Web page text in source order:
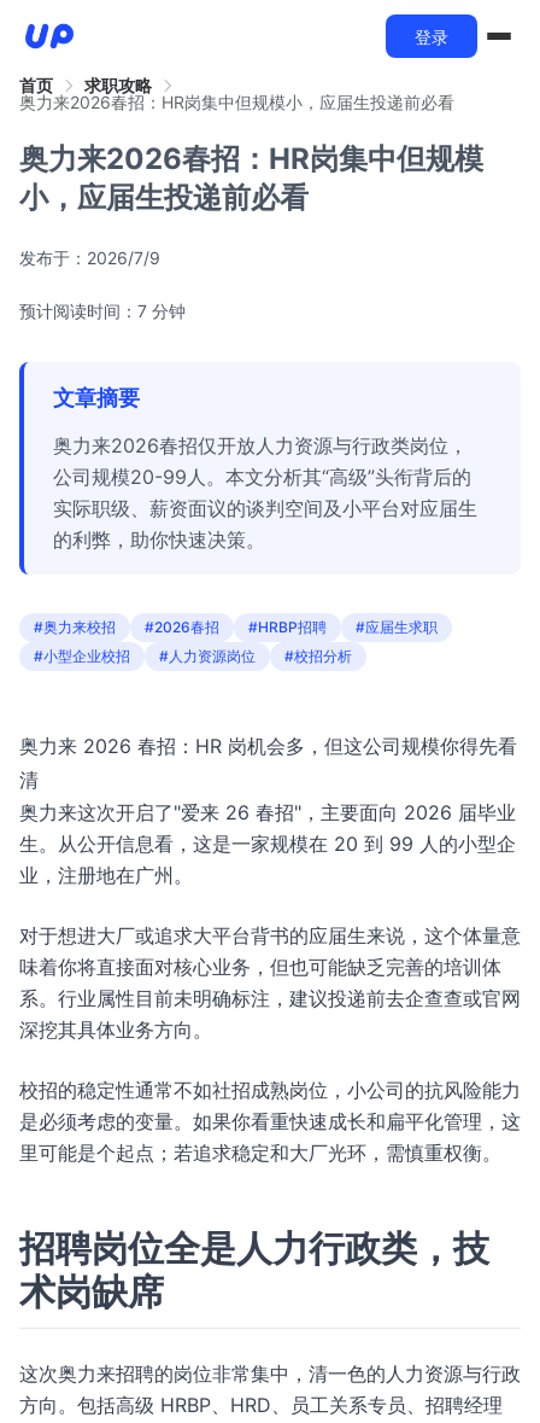
登录
首页
求职攻略
奥力来2026春招：HR岗集中但规模小，应届生投递前必看
奥力来2026春招：HR岗集中但规模
小，应届生投递前必看
发布于： 2026/7/9
预计阅读时间：7 分钟
文章摘要
奥力来2026春招仅开放人力资源与行政类岗位，
公司规模20-99人。本文分析其“高级”头衔背后的
实际职级、薪资面议的谈判空间及小平台对应届生
的利弊，助你快速决策。
#奥力来校招 #2026春招 #HRBP招聘
#应届生求职
#小型企业校招
#人力资源岗位 #校招分析
奥力来 2026 春招：HR 岗机会多，但这公司规模你得先看
清
奥力来这次开启了"爱来 26 春招"，主要面向 2026 届毕业
生。从公开信息看，这是一家规模在 20 到 99 人的小型企
业，注册地在广州。
对于想进大厂或追求大平台背书的应届生来说，这个体量意
味着你将直接面对核心业务，但也可能缺乏完善的培训体
系。行业属性目前未明确标注，建议投递前去企查查或官网
深挖其具体业务方向。
校招的稳定性通常不如社招成熟岗位，小公司的抗风险能力
是必须考虑的变量。如果你看重快速成长和扁平化管理，这
里可能是个起点；若追求稳定和大厂光环，需慎重权衡。
招聘岗位全是人力行政类，技
术岗缺席
这次奥力来招聘的岗位非常集中，清一色的人力资源与行政
方向。包括高级 HRBP、HRD、员工关系专员、招聘经理